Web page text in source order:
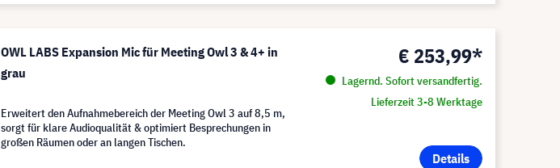
OWL LABS Expansion Mic für Meeting Owl 3 & 4+ in
grau
€ 253,99*
Lagernd. Sofort versandfertig.
Lieferzeit 3-8 Werktage
Details
Erweitert den Aufnahmebereich der Meeting Owl 3 auf 8,5 m,
sorgt für klare Audioqualität & optimiert Besprechungen in
großen Räumen oder an langen Tischen.